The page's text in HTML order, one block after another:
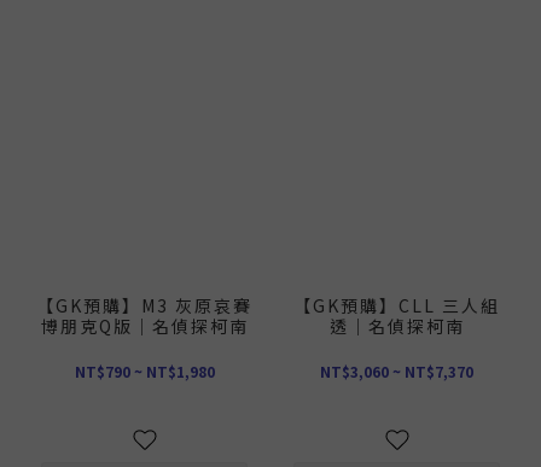
【GK預購】M3 灰原哀賽
博朋克Q版｜名偵探柯南
NT$790 ~ NT$1,980
【GK預購】CLL 三人組
透｜名偵探柯南
NT$3,060 ~ NT$7,370